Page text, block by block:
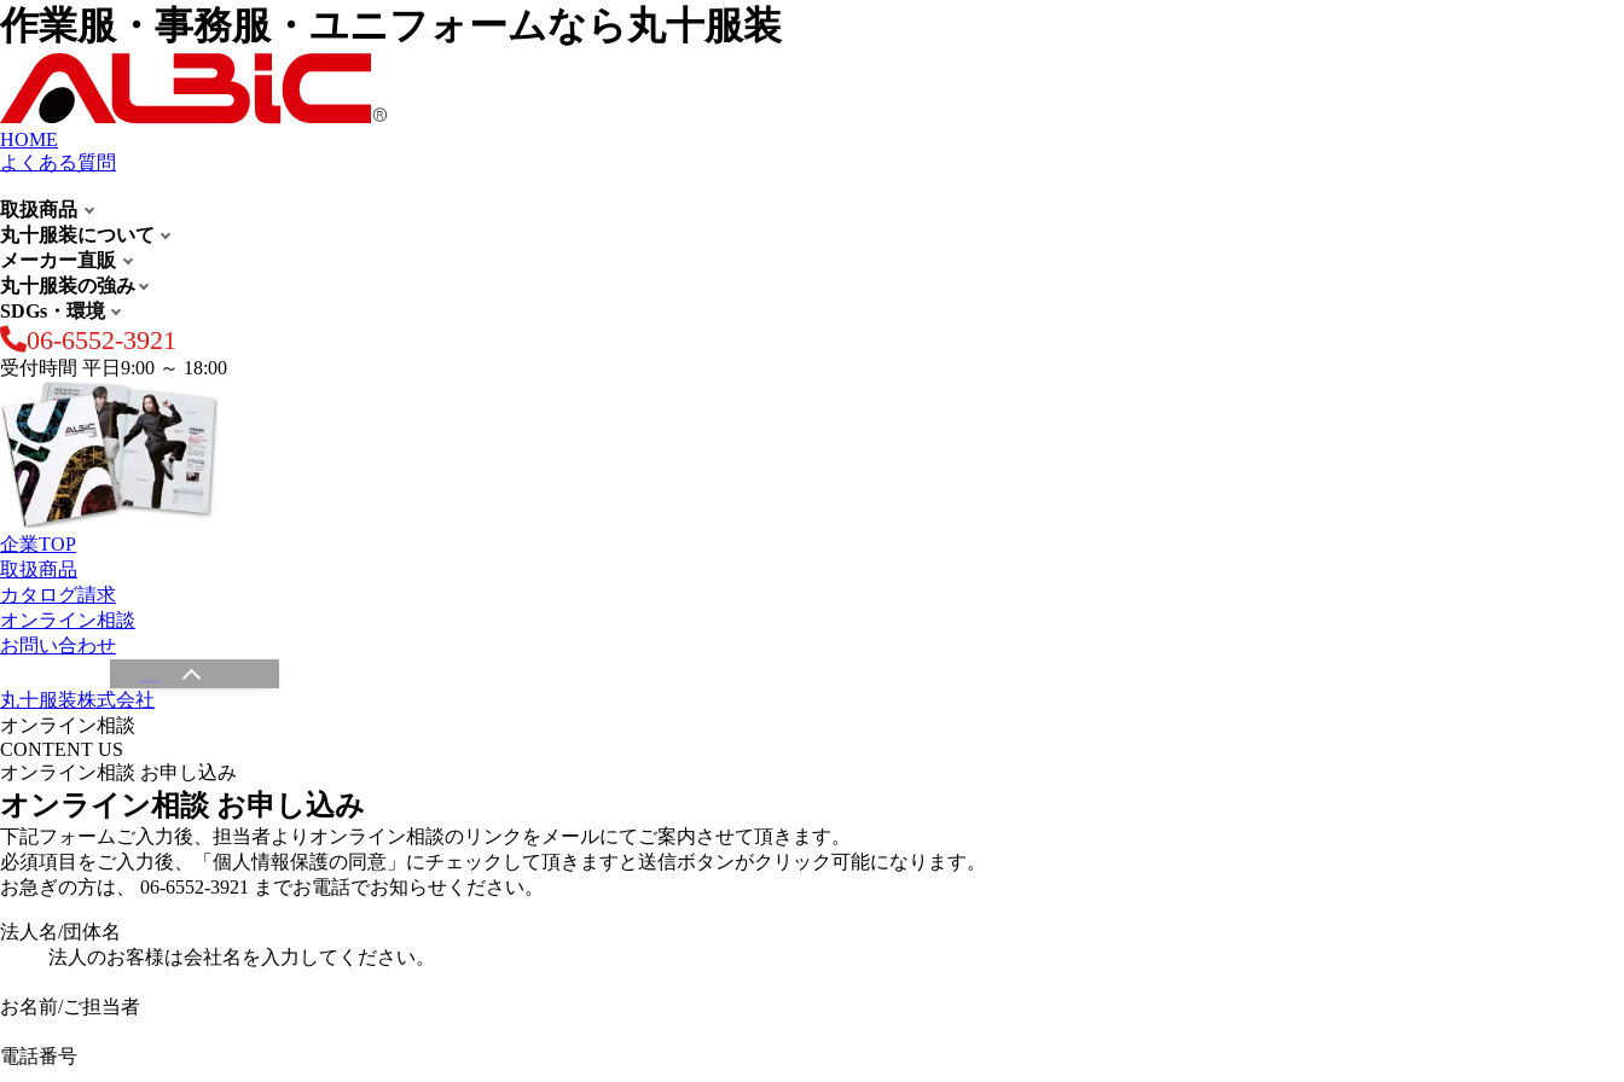
作業服・事務服・ユニフォームなら丸十服装
HOME
よくある質問
取扱商品
丸十服装について
メーカー直販
丸十服装の強み
SDGs・環境
06-6552-3921
受付時間 平日9:00 ～ 18:00
企業TOP
取扱商品
カタログ請求
オンライン相談
お問い合わせ
丸十服装株式会社
オンライン相談
CONTENT US
オンライン相談 お申し込み
オンライン相談 お申し込み
下記フォームご入力後、担当者よりオンライン相談のリンクをメールにてご案内させて頂きます。
必須項目をご入力後、「個人情報保護の同意」にチェックして頂きますと送信ボタンがクリック可能になります。
お急ぎの方は、 06-6552-3921 までお電話でお知らせください。
法人名/団体名
法人のお客様は会社名を入力してください。
お名前/ご担当者
電話番号